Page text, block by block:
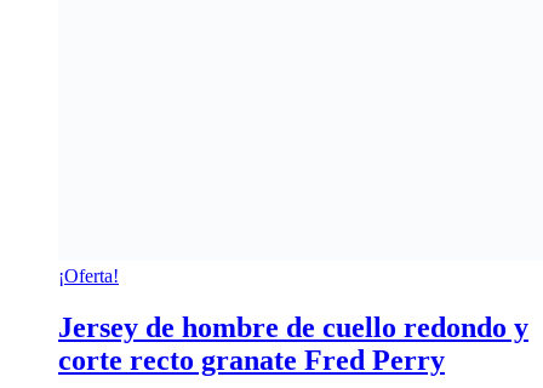
¡Oferta!
Jersey de hombre de cuello redondo y
corte recto granate Fred Perry